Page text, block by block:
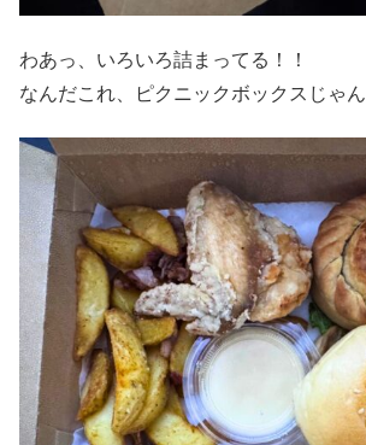
わあっ、いろいろ詰まってる！！
なんだこれ、ピクニックボックスじゃん